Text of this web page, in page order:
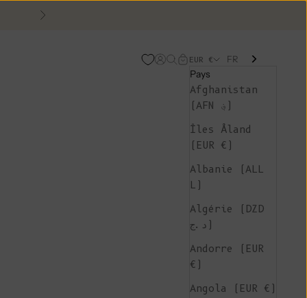
Suivant
Page d'ouverture de
Recherche ouverte
Chariot ouvert
EUR €
Pays
Afghanistan
(AFN ؋)
Îles Åland
(EUR €)
Albanie (ALL
L)
Algérie (DZD
د.ج)
Andorre (EUR
€)
Angola (EUR €)
FR